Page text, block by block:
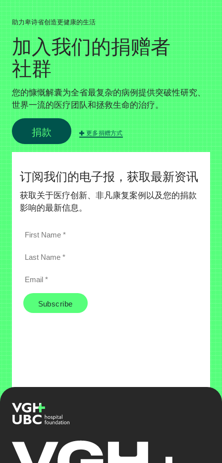
助力卑诗省创造更健康的生活
加入我们的捐赠者
社群
您的慷慨解囊为全省最复杂的病例提供突破性研究、
世界一流的医疗团队和拯救生命的治疗。
捐款 更多捐赠方式
订阅我们的电子报，获取最新资讯
获取关于医疗创新、非凡康复案例以及您的捐款
影响的最新信息。